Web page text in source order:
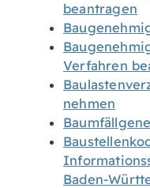
beantragen
Verfahren
nehmen
Baden-